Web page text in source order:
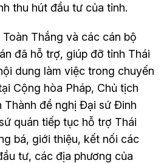
thu hút đầu tư của tỉnh.
Thắng và các cán bộ
đã hỗ trợ, giúp đỡ tỉnh Thái
dung làm việc trong chuyến
Cộng hòa Pháp, Chủ tịch
đề nghị Đại sứ Đinh
quán tiếp tục hỗ trợ Thái
bá, giới thiệu, kết nối các
tư, các địa phương của